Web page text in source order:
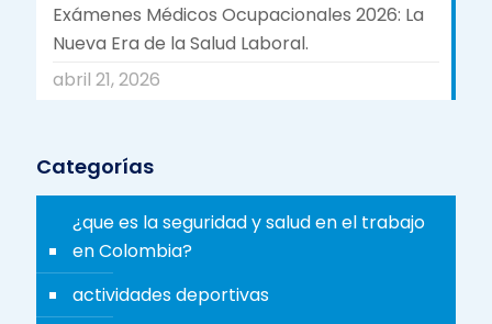
Exámenes Médicos Ocupacionales 2026: La
Nueva Era de la Salud Laboral.
abril 21, 2026
Categorías
¿que es la seguridad y salud en el trabajo
en Colombia?
actividades deportivas